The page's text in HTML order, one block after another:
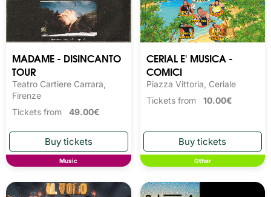
MADAME - DISINCANTO
TOUR
Teatro Cartiere Carrara,
Firenze
Tickets from 49.00€
Music
CERIAL E' MUSICA -
COMICI
Piazza Vittoria, Ceriale
Tickets from 10.00€
Other